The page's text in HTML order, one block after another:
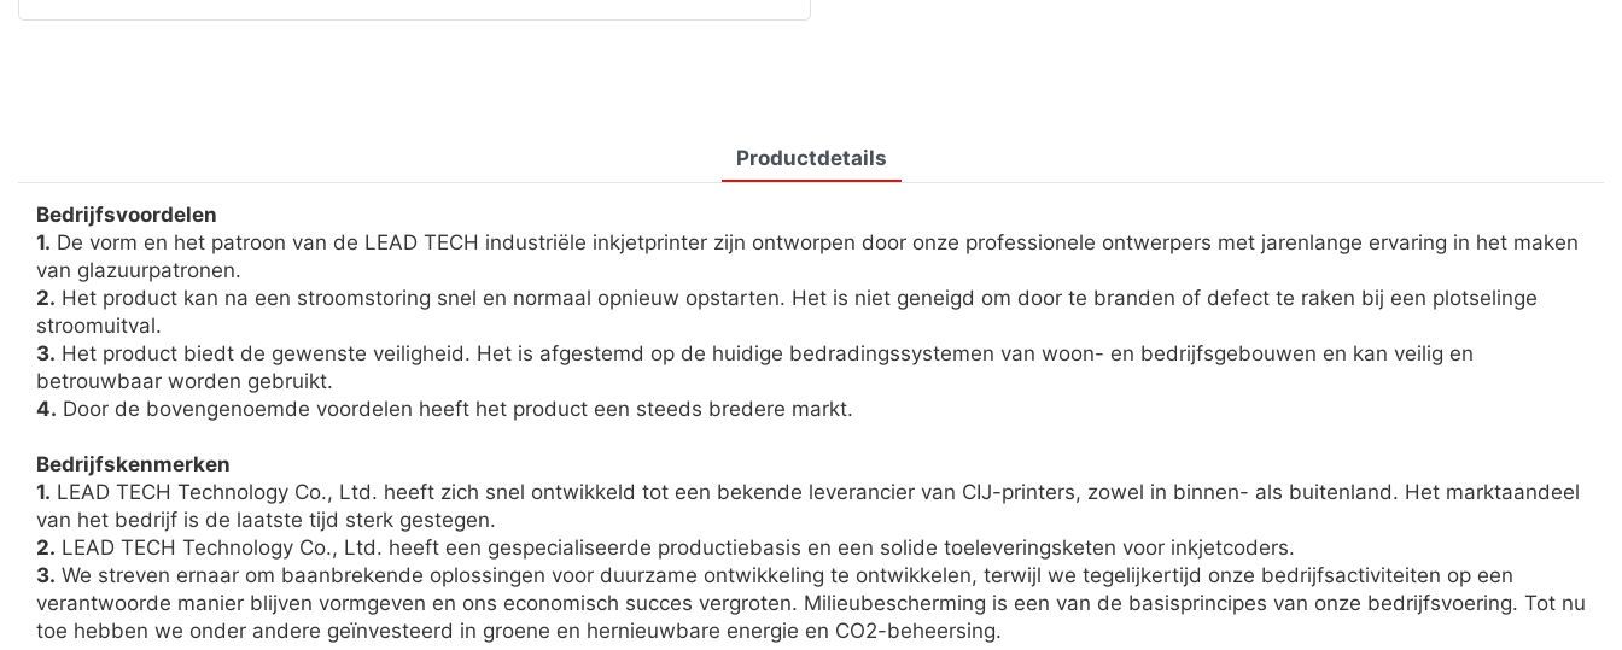
Productdetails
Bedrijfsvoordelen
1. De vorm en het patroon van de LEAD TECH industriële inkjetprinter zijn ontworpen door onze professionele ontwerpers met jarenlange ervaring in het maken
van glazuurpatronen.
2. Het product kan na een stroomstoring snel en normaal opnieuw opstarten. Het is niet geneigd om door te branden of defect te raken bij een plotselinge
stroomuitval.
3. Het product biedt de gewenste veiligheid. Het is afgestemd op de huidige bedradingssystemen van woon- en bedrijfsgebouwen en kan veilig en
betrouwbaar worden gebruikt.
4. Door de bovengenoemde voordelen heeft het product een steeds bredere markt.
Bedrijfskenmerken
1. LEAD TECH Technology Co., Ltd. heeft zich snel ontwikkeld tot een bekende leverancier van CIJ-printers, zowel in binnen- als buitenland. Het marktaandeel
van het bedrijf is de laatste tijd sterk gestegen.
2. LEAD TECH Technology Co., Ltd. heeft een gespecialiseerde productiebasis en een solide toeleveringsketen voor inkjetcoders.
3. We streven ernaar om baanbrekende oplossingen voor duurzame ontwikkeling te ontwikkelen, terwijl we tegelijkertijd onze bedrijfsactiviteiten op een
verantwoorde manier blijven vormgeven en ons economisch succes vergroten. Milieubescherming is een van de basisprincipes van onze bedrijfsvoering. Tot nu
toe hebben we onder andere geïnvesteerd in groene en hernieuwbare energie en CO2-beheersing.